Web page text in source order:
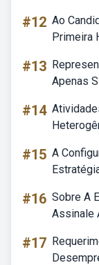
#12 Ao
Primeira
#13
Apenas
#14
#15 A
#16 Sobre A
Assinale
#17